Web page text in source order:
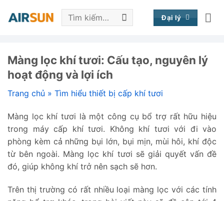
qua
Tìm
kiếm:
Đại lý
Màng lọc khí tươi: Cấu tạo, nguyên lý
hoạt động và lợi ích
Trang chủ » Tìm hiểu thiết bị cấp khí tươi
Màng lọc khí tươi là một công cụ bổ trợ rất hữu hiệu
trong máy cấp khí tươi. Không khí tươi với đi vào
phòng kèm cả những bụi lớn, bụi mịn, mùi hôi, khí độc
từ bên ngoài. Màng lọc khí tươi sẽ giải quyết vấn đề
đó, giúp không khí trở nên sạch sẽ hơn.
Trên thị trường có rất nhiều loại màng lọc với các tính